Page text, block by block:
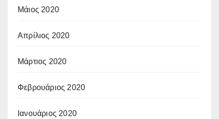
Μάιος 2020
Απρίλιος 2020
Μάρτιος 2020
Φεβρουάριος 2020
Ιανουάριος 2020